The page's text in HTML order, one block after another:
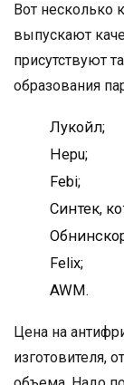
Вот несколько
выпускают
присутствуют
образования
Лукойл;
Hepu;
Febi;
Синтек,
Felix;
AWM.
Цена на
изготовителя,